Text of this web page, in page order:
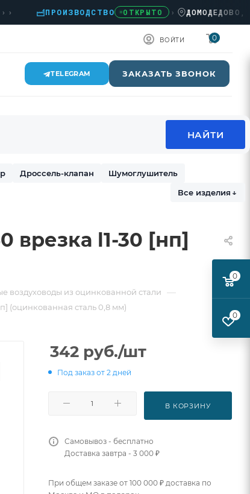
ПРОИЗВОДСТВО ОТКРЫТО › ДОМОДЕДОВО,
ВОЙТИ 0
TELEGRAM ЗАКАЗАТЬ ЗВОНОК
Дроссель-клапан
Шумоглушитель
Все изделия ↓
врезка l1-30 [нп]
воздуховоды из оцинкованной стали —
(оцинкованная сталь 0,8 мм)
342 руб./шт
Под заказ от 2 дней
В КОРЗИНУ
Самовывоз - бесплатно
Доставка завтра - 3 000 ₽
При общем заказе от 100 000 ₽ доставка по
0
0